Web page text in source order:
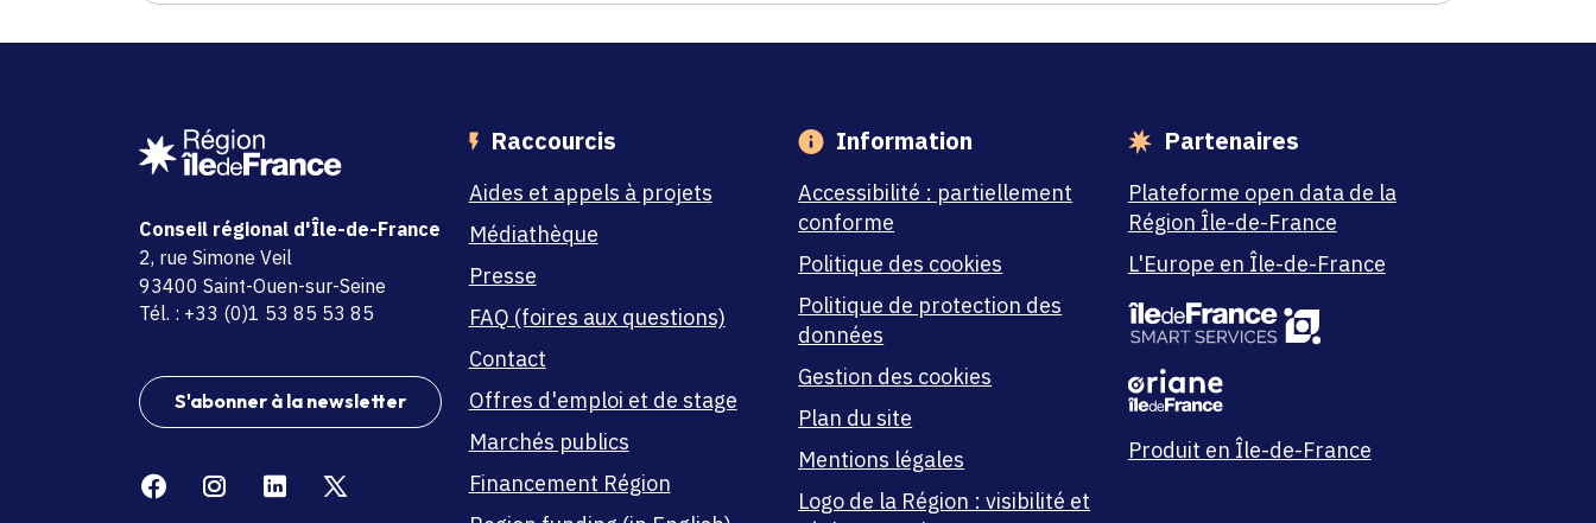
Conseil régional d'Île-de-France
adresse
2, rue Simone Veil
code postal et commune
93400 Saint-Ouen-sur-Seine
Tél. : +33 (0)1 53 85 53 85
S'abonner à la newsletter
FacebookInstagramLinkedin
Raccourcis
Aides et appels à projets
Médiathèque
Presse
FAQ (foires aux questions)
Contact
Offres d'emploi et de stage
Marchés publics
Financement Région
Information
Accessibilité : partiellement
conforme
Politique des cookies
Politique de protection des
données
Gestion des cookies
Plan du site
Mentions légales
Logo de la Région : visibilité et
Partenaires
Plateforme open data de la
Région Île-de-France
L'Europe en Île-de-France
Produit en Île-de-France